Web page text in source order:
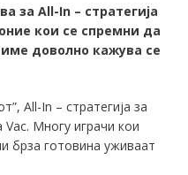
за All-In – стратегија
кои се спремни да
доволно кажува се
All-In – стратегија за
Многу играчи кои
брза готовина уживаат